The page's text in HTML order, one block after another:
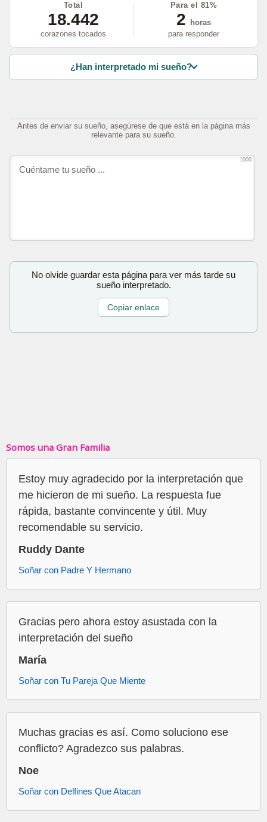
Total
18.442
corazones tocados
Para el 81%
2
horas
para responder
¿Han interpretado mi sueño?
Antes de enviar su sueño, asegúrese de que está en la página más
relevante para su sueño.
1000
No olvide guardar esta página para ver más tarde su
sueño interpretado.
Copiar enlace
Somos una Gran Familia
Estoy muy agradecido por la interpretación que
me hicieron de mi sueño. La respuesta fue
rápida, bastante convincente y útil. Muy
recomendable su servicio.
Ruddy Dante
Soñar con Padre Y Hermano
Gracias pero ahora estoy asustada con la
interpretación del sueño
María
Soñar con Tu Pareja Que Miente
Muchas gracias es así. Como soluciono ese
conflicto? Agradezco sus palabras.
Noe
Soñar con Delfines Que Atacan